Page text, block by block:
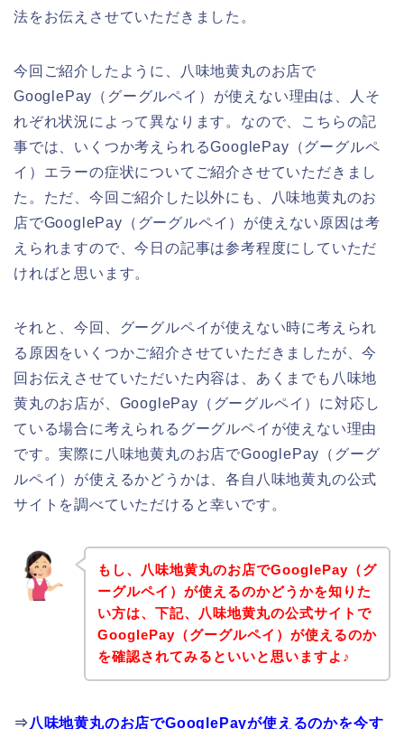
法をお伝えさせていただきました。
今回ご紹介したように、八味地黄丸のお店で
GooglePay（グーグルペイ）が使えない理由は、人そ
れぞれ状況によって異なります。なので、こちらの記
事では、いくつか考えられるGooglePay（グーグルペ
イ）エラーの症状についてご紹介させていただきまし
た。ただ、今回ご紹介した以外にも、八味地黄丸のお
店でGooglePay（グーグルペイ）が使えない原因は考
えられますので、今日の記事は参考程度にしていただ
ければと思います。
それと、今回、グーグルペイが使えない時に考えられ
る原因をいくつかご紹介させていただきましたが、今
回お伝えさせていただいた内容は、あくまでも八味地
黄丸のお店が、GooglePay（グーグルペイ）に対応し
ている場合に考えられるグーグルペイが使えない理由
です。実際に八味地黄丸のお店でGooglePay（グーグ
ルペイ）が使えるかどうかは、各自八味地黄丸の公式
サイトを調べていただけると幸いです。
もし、八味地黄丸のお店でGooglePay（グ
ーグルペイ）が使えるのかどうかを知りた
い方は、下記、八味地黄丸の公式サイトで
GooglePay（グーグルペイ）が使えるのか
を確認されてみるといいと思いますよ♪
⇒ 八味地黄丸のお店でGooglePayが使えるのかを今す